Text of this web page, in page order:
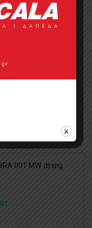
Εισόδου
,συστήματα
001 MW dining